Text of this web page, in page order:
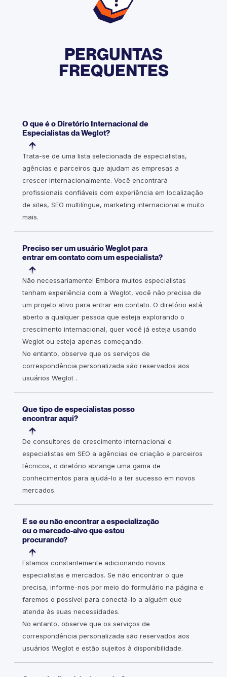
PERGUNTAS
FREQUENTES
O que é o Diretório Internacional de
Especialistas da Weglot?
Trata-se de uma lista selecionada de especialistas,
agências e parceiros que ajudam as empresas a
crescer internacionalmente. Você encontrará
profissionais confiáveis com experiência em localização
de sites, SEO multilíngue, marketing internacional e muito
mais.
Preciso ser um usuário Weglot para
entrar em contato com um especialista?
Não necessariamente! Embora muitos especialistas
tenham experiência com a Weglot, você não precisa de
um projeto ativo para entrar em contato. O diretório está
aberto a qualquer pessoa que esteja explorando o
crescimento internacional, quer você já esteja usando
Weglot ou esteja apenas começando.
No entanto, observe que os serviços de
correspondência personalizada são reservados aos
usuários Weglot .
Que tipo de especialistas posso
encontrar aqui?
De consultores de crescimento internacional e
especialistas em SEO a agências de criação e parceiros
técnicos, o diretório abrange uma gama de
conhecimentos para ajudá-lo a ter sucesso em novos
mercados.
E se eu não encontrar a especialização
ou o mercado-alvo que estou
procurando?
Estamos constantemente adicionando novos
especialistas e mercados. Se não encontrar o que
precisa, informe-nos por meio do formulário na página e
faremos o possível para conectá-lo a alguém que
atenda às suas necessidades.
No entanto, observe que os serviços de
correspondência personalizada são reservados aos
usuários Weglot e estão sujeitos à disponibilidade.